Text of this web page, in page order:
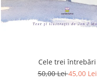
Cele trei întrebări
50,00 Lei45,00 Lei